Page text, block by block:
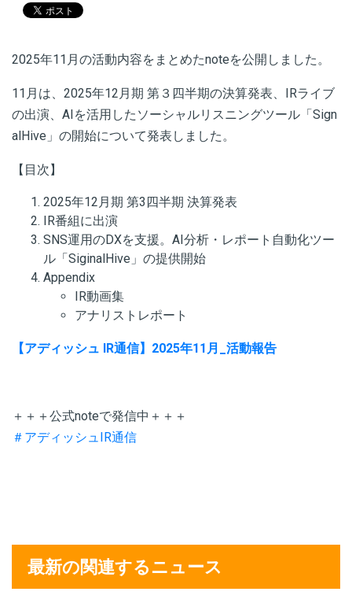
2025年11月の活動内容をまとめたnoteを公開しました。
11月は、2025年12月期 第３四半期の決算発表、IRライブ
の出演、AIを活用したソーシャルリスニングツール「Sign
alHive」の開始について発表しました。
【目次】
2025年12月期 第3四半期 決算発表
IR番組に出演
SNS運用のDXを支援。AI分析・レポート自動化ツー
ル「SiginalHive」の提供開始
Appendix
IR動画集
アナリストレポート
【アディッシュ IR通信】2025年11月_活動報告
＋＋＋公式noteで発信中＋＋＋
＃アディッシュIR通信
最新の関連するニュース